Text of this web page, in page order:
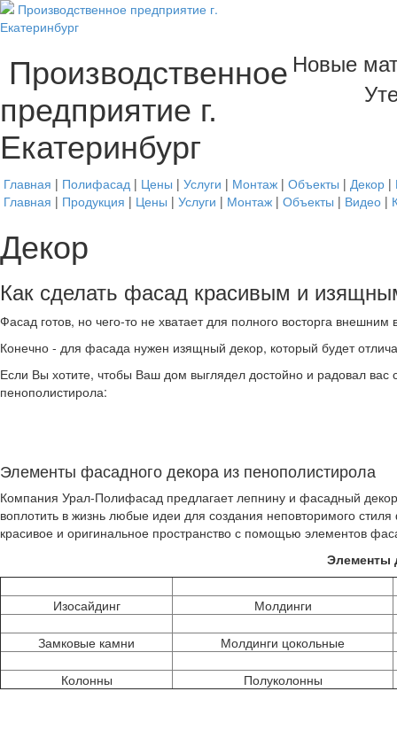
Производственное
предприятие г.
Екатеринбург
Новые
Главная | Полифасад | Цены | Услуги | Монтаж | Объекты | Декор |
Главная | Продукция | Цены | Услуги | Монтаж | Объекты | Видео |
Декор
Как сделать фасад красивым и
Фасад готов, но чего-то не хватает для полного восторга
Конечно - для фасада нужен изящный декор, который будет
Если Вы хотите, чтобы Ваш дом выглядел достойно и радовал
пенополистирола:
Элементы фасадного декора из пенополистирола
Компания Урал-Полифасад предлагает лепнину и фасадный
воплотить в жизнь любые идеи для создания неповторимого
красивое и оригинальное пространство с помощью элементов
Элементы
Изосайдинг Молдинги
Замковые камни Молдинги цокольные
Колонны Полуколонны